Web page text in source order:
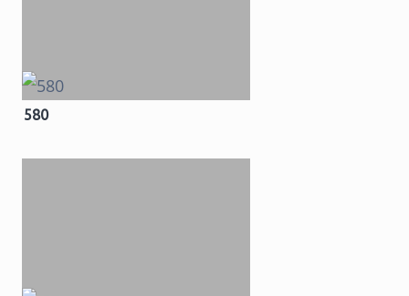
580